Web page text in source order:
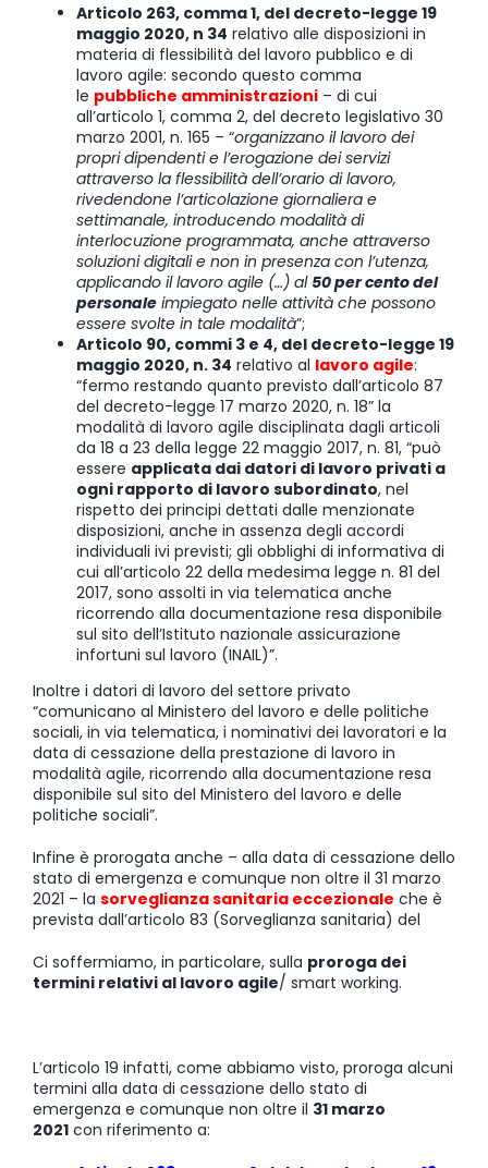
Articolo 263, comma 1, del decreto-legge 19
maggio 2020, n 34 relativo alle disposizioni in
materia di flessibilità del lavoro pubblico e di
lavoro agile: secondo questo comma
le pubbliche amministrazioni – di cui
all’articolo 1, comma 2, del decreto legislativo 30
marzo 2001, n. 165 – “organizzano il lavoro dei
propri dipendenti e l’erogazione dei servizi
attraverso la flessibilità dell’orario di lavoro,
rivedendone l’articolazione giornaliera e
settimanale, introducendo modalità di
interlocuzione programmata, anche attraverso
soluzioni digitali e non in presenza con l’utenza,
applicando il lavoro agile (…) al 50 per cento del
personale impiegato nelle attività che possono
essere svolte in tale modalità”;
Articolo 90, commi 3 e 4, del decreto-legge 19
maggio 2020, n. 34 relativo al lavoro agile:
“fermo restando quanto previsto dall’articolo 87
del decreto-legge 17 marzo 2020, n. 18” la
modalità di lavoro agile disciplinata dagli articoli
da 18 a 23 della legge 22 maggio 2017, n. 81, “può
essere applicata dai datori di lavoro privati a
ogni rapporto di lavoro subordinato, nel
rispetto dei principi dettati dalle menzionate
disposizioni, anche in assenza degli accordi
individuali ivi previsti; gli obblighi di informativa di
cui all’articolo 22 della medesima legge n. 81 del
2017, sono assolti in via telematica anche
ricorrendo alla documentazione resa disponibile
sul sito dell’Istituto nazionale assicurazione
infortuni sul lavoro (INAIL)”.
Inoltre i datori di lavoro del settore privato
“comunicano al Ministero del lavoro e delle politiche
sociali, in via telematica, i nominativi dei lavoratori e la
data di cessazione della prestazione di lavoro in
modalità agile, ricorrendo alla documentazione resa
disponibile sul sito del Ministero del lavoro e delle
politiche sociali”.
Infine è prorogata anche – alla data di cessazione dello
stato di emergenza e comunque non oltre il 31 marzo
2021 – la sorveglianza sanitaria eccezionale che è
prevista dall’articolo 83 (Sorveglianza sanitaria) del
Ci soffermiamo, in particolare, sulla proroga dei
termini relativi al lavoro agile/ smart working.
L’articolo 19 infatti, come abbiamo visto, proroga alcuni
termini alla data di cessazione dello stato di
emergenza e comunque non oltre il 31 marzo
2021 con riferimento a: